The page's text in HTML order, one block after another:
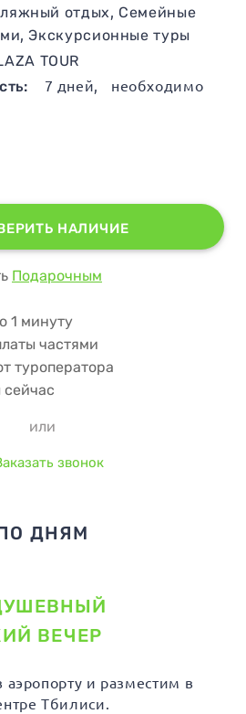
отдых, Семейные
,Экскурсионные туры
TOUR
7 дней, необходимо
НАЛИЧИЕ
Подарочным
1 минуту
частями
туроператора
или
звонок
ДНЯМ
ВЕЧЕР
и разместим в
Тбилиси.